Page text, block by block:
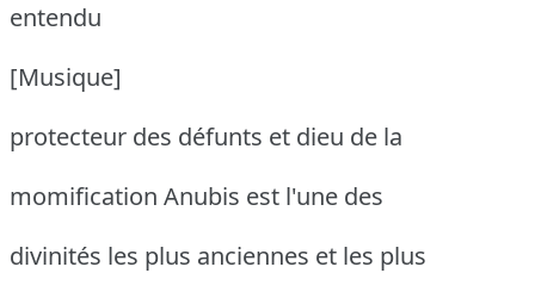
entendu
[Musique]
protecteur des défunts et dieu de la
momification Anubis est l'une des
divinités les plus anciennes et les plus